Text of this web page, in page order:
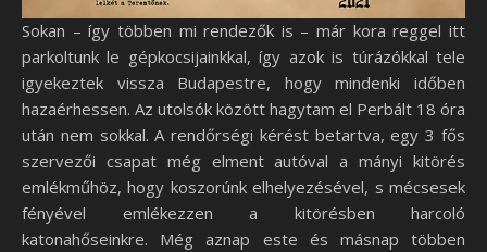
Sokan – így többen mi rendezők is – már kora reggel itt
parkoltunk le gépkocsijainkkal, így azok is túrázókkal tele
igyekeztek vissza Budapestre, hogy mindenki időben
hazaérhessen. Az utolsók között hagytam el Perbált 18 óra
után nem sokkal. A rendőrségi kérést betartva, egy 3 fős
szervezői csapat még elment autóval a mányi kitörés
emlékműhöz, hogy koszorúnk elhelyezésével, s mécsesek
fényével emlékezzen a kitörésben harcoló
katonahőseinkre. Még aznap este és másnap többen